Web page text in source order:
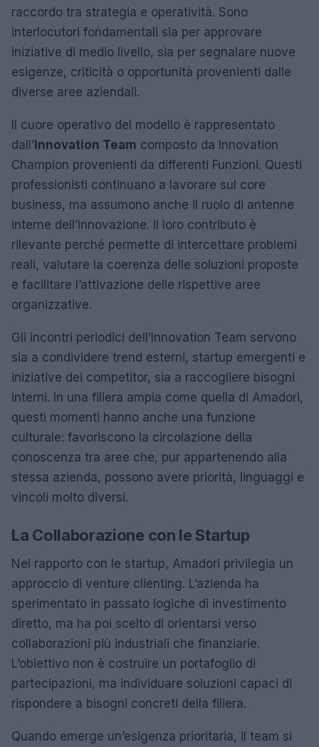
raccordo tra strategia e operatività. Sono
interlocutori fondamentali sia per approvare
iniziative di medio livello, sia per segnalare nuove
esigenze, criticità o opportunità provenienti dalle
diverse aree aziendali.
Il cuore operativo del modello è rappresentato
dall’ Innovation Team composto da Innovation
Champion provenienti da differenti Funzioni. Questi
professionisti continuano a lavorare sul core
business, ma assumono anche il ruolo di antenne
interne dell’innovazione. Il loro contributo è
rilevante perché permette di intercettare problemi
reali, valutare la coerenza delle soluzioni proposte
e facilitare l’attivazione delle rispettive aree
organizzative.
Gli incontri periodici dell’Innovation Team servono
sia a condividere trend esterni, startup emergenti e
iniziative dei competitor, sia a raccogliere bisogni
interni. In una filiera ampia come quella di Amadori,
questi momenti hanno anche una funzione
culturale: favoriscono la circolazione della
conoscenza tra aree che, pur appartenendo alla
stessa azienda, possono avere priorità, linguaggi e
vincoli molto diversi.
La Collaborazione con le Startup
Nel rapporto con le startup, Amadori privilegia un
approccio di venture clienting. L’azienda ha
sperimentato in passato logiche di investimento
diretto, ma ha poi scelto di orientarsi verso
collaborazioni più industriali che finanziarie.
L’obiettivo non è costruire un portafoglio di
partecipazioni, ma individuare soluzioni capaci di
rispondere a bisogni concreti della filiera.
Quando emerge un’esigenza prioritaria, il team si